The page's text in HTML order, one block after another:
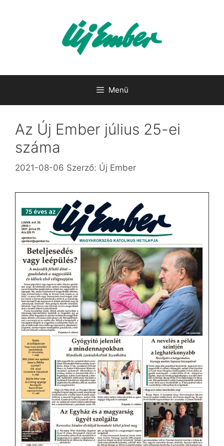
Menü
Az Új Ember július 25-ei
száma
2021-08-06 Szerző: Új Ember